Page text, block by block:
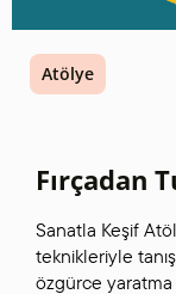
DESTEK
Atölye
Fırçadan
Sanatla Keşif
teknikleriyle
özgürce yaratma